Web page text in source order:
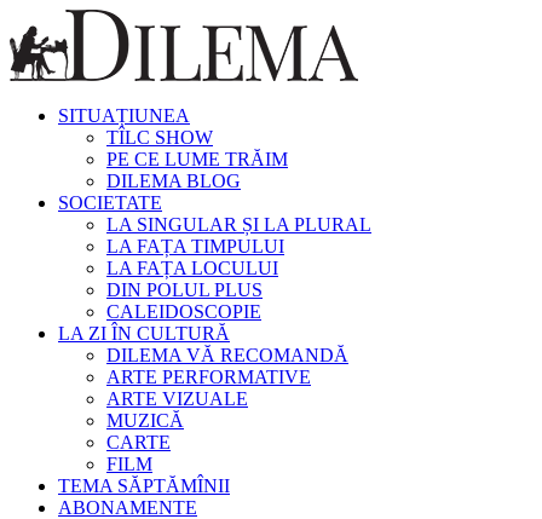
SITUAȚIUNEA
TÎLC SHOW
PE CE LUME TRĂIM
DILEMA BLOG
SOCIETATE
LA SINGULAR ȘI LA PLURAL
LA FAȚA TIMPULUI
LA FAȚA LOCULUI
DIN POLUL PLUS
CALEIDOSCOPIE
LA ZI ÎN CULTURĂ
DILEMA VĂ RECOMANDĂ
ARTE PERFORMATIVE
ARTE VIZUALE
MUZICĂ
CARTE
FILM
TEMA SĂPTĂMÎNII
ABONAMENTE